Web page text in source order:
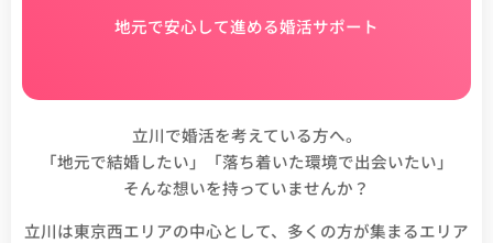
地元で安心して進める婚活サポート
立川で婚活を考えている方へ。
「地元で結婚したい」「落ち着いた環境で出会いたい」
そんな想いを持っていませんか？
立川は東京西エリアの中心として、多くの方が集まるエリア